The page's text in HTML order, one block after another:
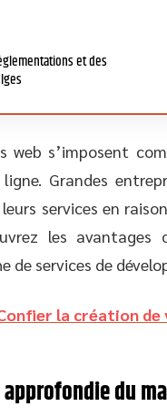
et des
web s’imposent
Grandes
services en
les avantages
de services de
la création
du